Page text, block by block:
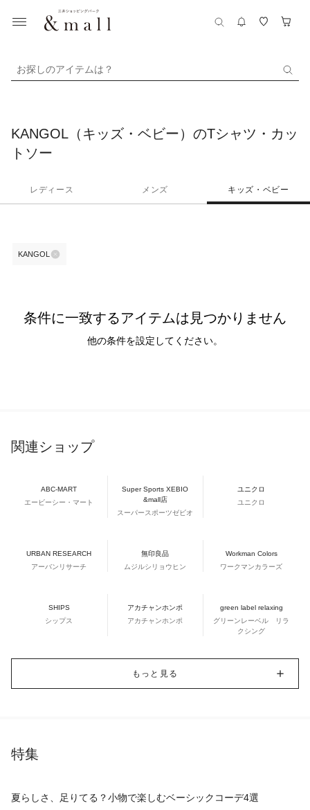
お探しのアイテムは？
KANGOL（キッズ・ベビー）のTシャツ・カッ
トソー
レディース メンズ キッズ・ベビー
KANGOL
条件に一致するアイテムは見つかりません
他の条件を設定してください。
関連ショップ
ABC-MART
エービーシー・マート
Super Sports XEBIO
&mall店
スーパースポーツゼビオ
ユニクロ
ユニクロ
URBAN RESEARCH
アーバンリサーチ
無印良品
ムジルシリョウヒン
Workman Colors
ワークマンカラーズ
SHIPS
シップス
アカチャンホンポ
アカチャンホンポ
green label relaxing
グリーンレーベル リラ
クシング
もっと見る
特集
夏らしさ、足りてる？小物で楽しむベーシックコーデ4選